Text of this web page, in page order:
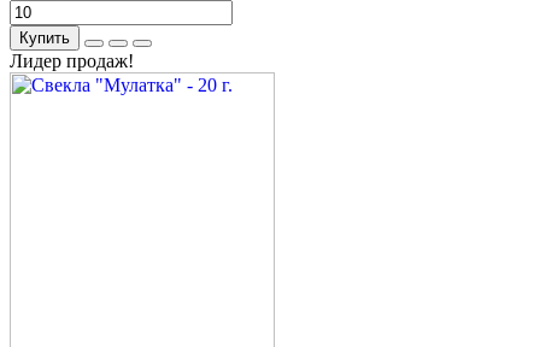
Купить
Лидер продаж!